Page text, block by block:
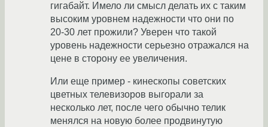
гигабайт. Имело ли смысл делать их с таким
высоким уровнем надежности что они по
20-30 лет прожили? Уверен что такой
уровень надежности серьезно отражался на
цене в сторону ее увеличения.
Или еще пример - кинескопы советских
цветных телевизоров выгорали за
несколько лет, после чего обычно телик
менялся на новую более продвинутую